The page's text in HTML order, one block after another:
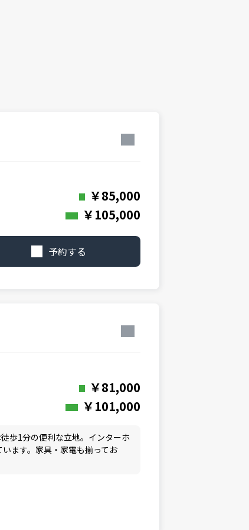
￥85,000
￥105,000
予約する
￥81,000
￥101,000
歩1分の便利な立地。インターホ
ます。家具・家電も揃ってお